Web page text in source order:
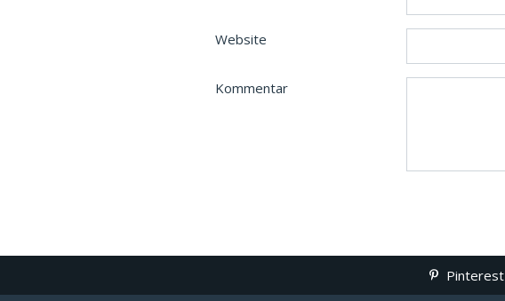
Website
Kommentar
Pinterest